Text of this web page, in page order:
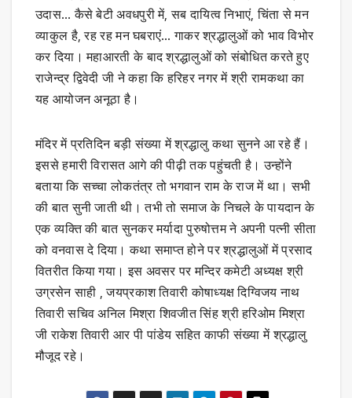
उदास… कैसे बेटी अवधपुरी में, सब दायित्व निभाएं, चिंता से मन
व्याकुल है, रह रह मन घबराएं… गाकर श्रद्धालुओं को भाव विभोर
कर दिया। महाआरती के बाद श्रद्धालुओं को संबोधित करते हुए
राजेन्द्र द्विवेदी जी ने कहा कि हरिहर नगर में श्री रामकथा का
यह आयोजन अनूठा है।
मंदिर में प्रतिदिन बड़ी संख्या में श्रद्धालु कथा सुनने आ रहे हैं।
इससे हमारी विरासत आगे की पीढ़ी तक पहुंचती है। उन्होंने
बताया कि सच्चा लोकतंत्र तो भगवान राम के राज में था। सभी
की बात सुनी जाती थी। तभी तो समाज के निचले के पायदान के
एक व्यक्ति की बात सुनकर मर्यादा पुरुषोत्तम ने अपनी पत्नी सीता
को वनवास दे दिया। कथा समाप्त होने पर श्रद्धालुओं में प्रसाद
वितरीत किया गया। इस अवसर पर मन्दिर कमेटी अध्यक्ष श्री
उग्रसेन साही , जयप्रकाश तिवारी कोषाध्यक्ष दिग्विजय नाथ
तिवारी सचिव अनिल मिश्रा शिवजीत सिंह श्री हरिओम मिश्रा
जी राकेश तिवारी आर पी पांडेय सहित काफी संख्या में श्रद्धालु
मौजूद रहे।